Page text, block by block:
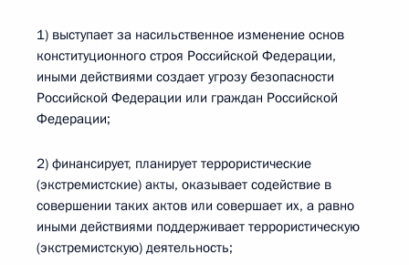
1) выступает за насильственное изменение основ
конституционного строя Российской Федерации,
иными действиями создает угрозу безопасности
Российской Федерации или граждан Российской
Федерации;
2) финансирует, планирует террористические
(экстремистские) акты, оказывает содействие в
совершении таких актов или совершает их, а равно
иными действиями поддерживает террористическую
(экстремистскую) деятельность;